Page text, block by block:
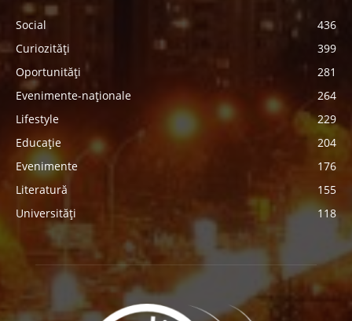
Social
436
Curiozități
399
Oportunități
281
Evenimente-naționale
264
Lifestyle
229
Educație
204
Evenimente
176
Literatură
155
Universități
118